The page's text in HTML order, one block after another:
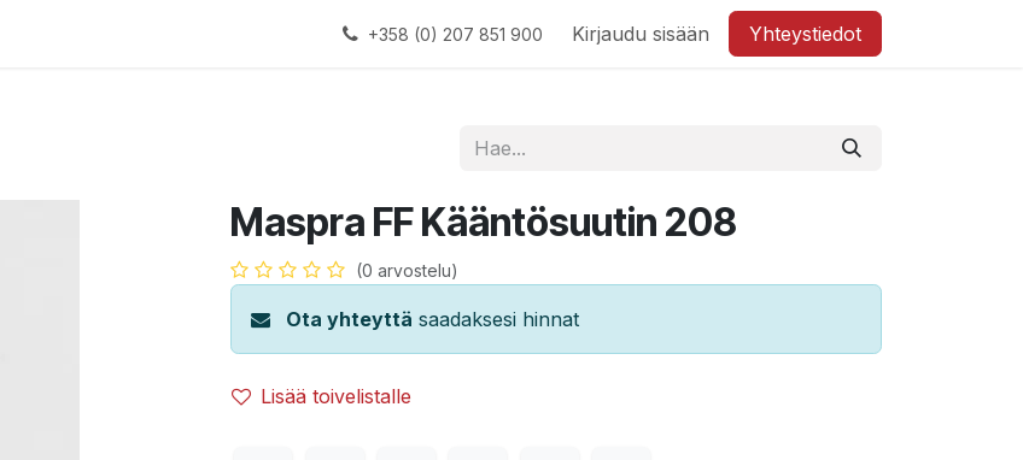
+358 (0) 207 851 900 Kirjaudu sisään Yhteystiedot
Maspra FF Kääntösuutin 208
(0 arvostelu)
Ota yhteyttä saadaksesi hinnat
Lisää toivelistalle